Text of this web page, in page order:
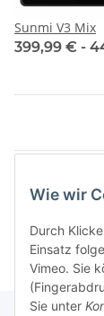
Sunmi V3 Mix
399,99 € -
Wie wir
Durch
Einsatz
Vimeo. Sie
Sie unter